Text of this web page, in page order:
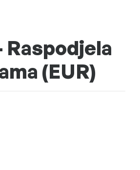
(EUR)